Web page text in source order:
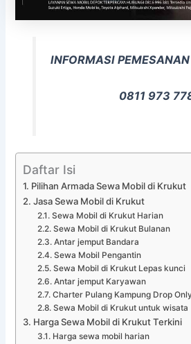
INFORMASI
0811 973
Daftar Isi
Pilihan Armada Sewa Mobil di Krukut
Jasa Sewa Mobil di Krukut
Sewa Mobil di Krukut Harian
Sewa Mobil di Krukut Bulanan
Antar jemput Bandara
Sewa Mobil Pengantin
Sewa Mobil di Krukut Lepas kunci
Antar jemput Karyawan
Charter Pulang Kampung Drop
Sewa Mobil di Krukut untuk wisata
Harga Sewa Mobil di Krukut Terkini
Harga sewa mobil harian